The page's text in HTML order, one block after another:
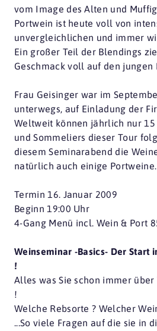
vom Image des Alten und
Portwein ist heute voll von
unvergleichlichen und immer
Ein großer Teil der Blendings
Geschmack voll auf den jungen
Frau Geisinger war im
unterwegs, auf Einladung der
Weltweit können jährlich nur 15
und Sommeliers dieser Tour
diesem Seminarabend die
natürlich auch einige Portweine.
Termin 16. Januar 2009
Beginn 19:00 Uhr
4-Gang Menü incl. Wein & Port
Weinseminar -Basics- Der Start
!
Alles was Sie schon immer
!
Welche Rebsorte ? Welcher
...So viele Fragen auf die sie in